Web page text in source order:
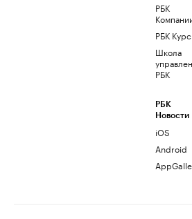
РБК
РБК
Школа
РБК
РБК
Новости
iOS
Android